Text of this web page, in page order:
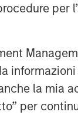
la mia
per
believe that
structure